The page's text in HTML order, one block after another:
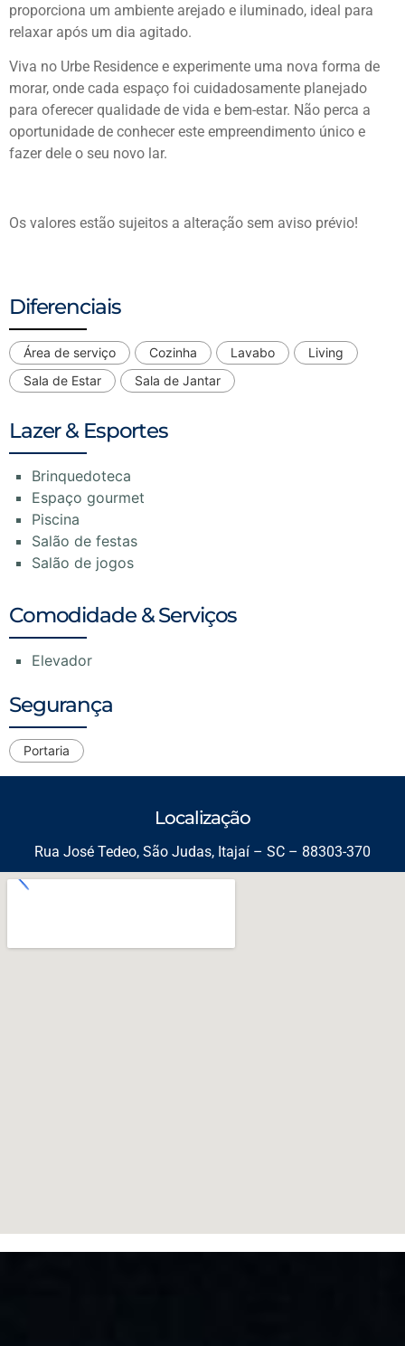
proporciona um ambiente arejado e iluminado, ideal para
relaxar após um dia agitado.
Viva no Urbe Residence e experimente uma nova forma de
morar, onde cada espaço foi cuidadosamente planejado
para oferecer qualidade de vida e bem-estar. Não perca a
oportunidade de conhecer este empreendimento único e
fazer dele o seu novo lar.
Os valores estão sujeitos a alteração sem aviso prévio!
Diferenciais
Área de serviço Cozinha Lavabo
Living
Sala de Estar
Sala de Jantar
Lazer & Esportes
Brinquedoteca
Espaço gourmet
Piscina
Salão de festas
Salão de jogos
Comodidade & Serviços
Elevador
Segurança
Portaria
Localização
Rua José Tedeo, São Judas, Itajaí – SC – 88303-370